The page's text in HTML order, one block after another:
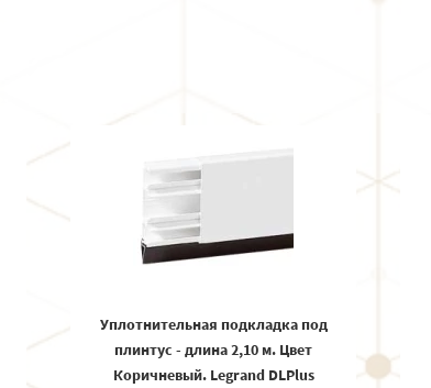
Уплотнительная подкладка под
плинтус - длина 2,10 м. Цвет
Коричневый. Legrand DLPlus